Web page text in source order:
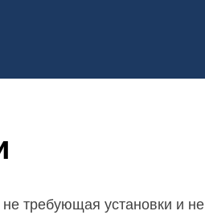
требующая установки и не